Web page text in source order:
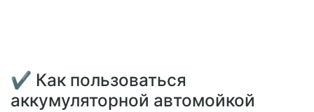
✔ Как пользоваться
аккумуляторной автомойкой